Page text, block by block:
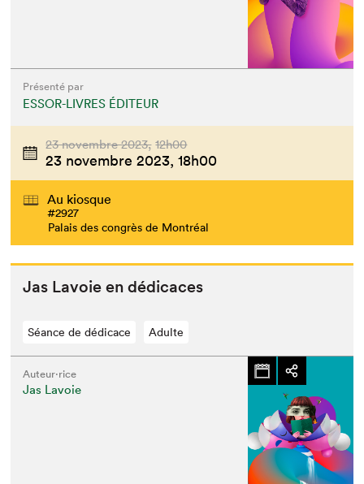
Présenté par
ESSOR-LIVRES ÉDITEUR
23 novembre 2023, 12h00
23 novembre 2023, 18h00
Au kiosque
#2927
Palais des congrès de Montréal
Jas Lavoie en dédicaces
Séance de dédicace Adulte
Auteur·rice
Jas Lavoie